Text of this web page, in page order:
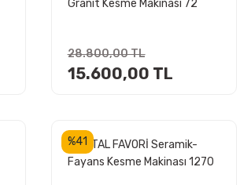
Granit Kesme Makinası 72
28.800,00 TL
15.600,00 TL
%41
KRİSTAL FAVORİ Seramik-
Fayans Kesme Makinası 1270